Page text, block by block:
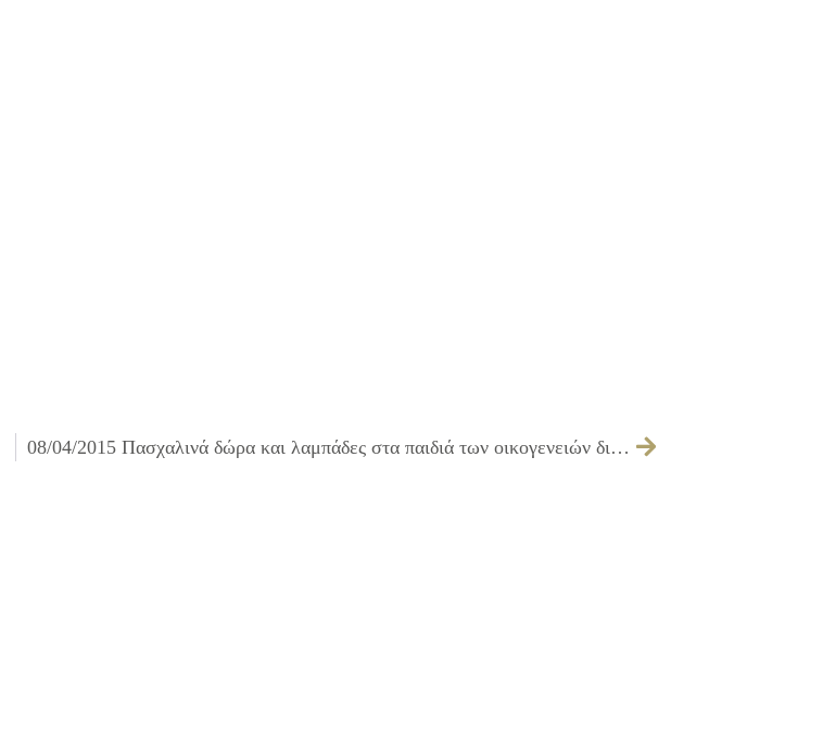
08/04/2015 Πασχαλινά δώρα και λαμπάδες στα παιδιά των οικογενειών δικαιούχων του Κοινωνικού Παντοπωλείου μοίρασε ο Δήμος Ιλίου